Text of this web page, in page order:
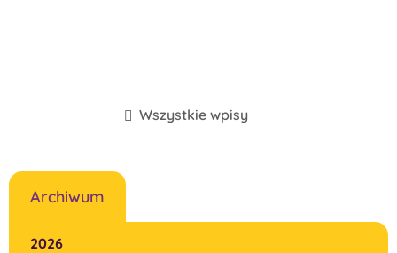
Wszystkie wpisy
Archiwum
2026